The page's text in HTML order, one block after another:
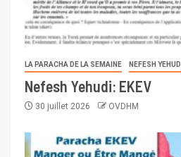
LA PARACHA DE LA SEMAINE NEFESH YEHUDI
Nefesh Yehudi: EKEV
30 juillet 2026 OVDHM